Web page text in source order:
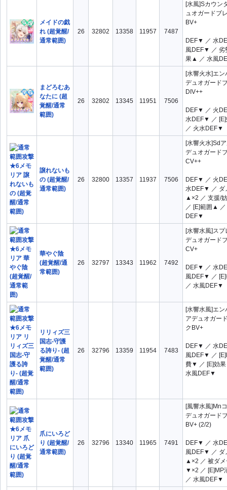
メイドの戯
れ (超覚醒/
通常範囲)
26 32802 13358 11957 7487
[水風]Sカウン
ュオガードブ
BV+
DEF▼ ／ 水
風DEF▼ ／ 劣
果▲ ／ 水風
まどろむあ
なたに (超
覚醒/通常
範囲)
26 32802 13345 11951 7506
[水響火水]エン
デュオガード
DIV++
DEF▼ ／ 火
水DEF▼ ／
／ 火水DEF▼
譲れないも
の (超覚醒/
通常範囲)
26 32800 13357 11937 7506
[水響火水]Sd
デュオガード
CV++
DEF▼ ／ 火
水DEF▼ ／ ダ
▲×2 ／ 支援/
／ [E]範囲▲ ／
DEF▼
華やぐ陰
(超覚醒/通
常範囲)
26 32797 13343 11962 7492
[水響水風]スプ
デュオガード
CV+
DEF▼ ／ 水
風DEF▼ ／
／ 水風DEF▼
リリィズ三
国志-守護
る誇り- (超
覚醒/通常
範囲)
26 32796 13359 11954 7483
[水響水風]エン
アデュオガー
クBV+
DEF▼ ／ 水
風DEF▼ ／
費▼ ／ [E]効
水風DEF▼
爪にいろど
り (超覚醒/
通常範囲)
26 32796 13340 11965 7491
[風響水風]Mn
デュオガード
BV+ (2/2)
DEF▼ ／ 水
風DEF▼ ／ ダ
▲×2 ／ 被ダメ
▼×2 ／ [E]MP
／ 水風DEF▼